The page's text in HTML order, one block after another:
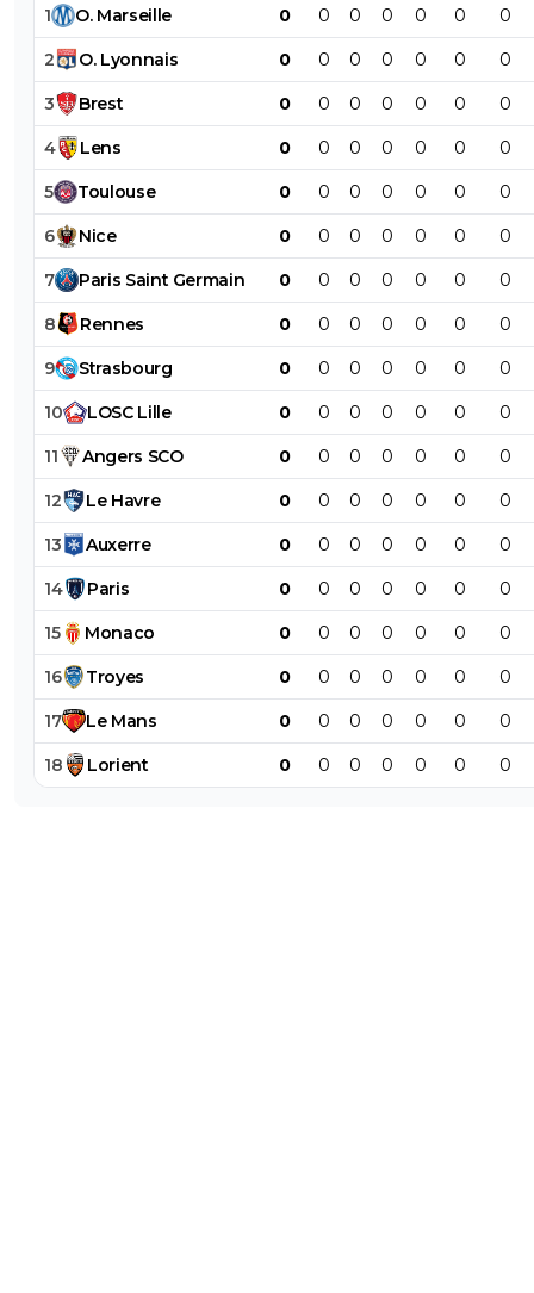
1 O. Marseille 0 0 0 0 0 0 0
2 O. Lyonnais 0 0 0 0 0 0 0
3 Brest 0 0 0 0 0 0 0
4 Lens 0 0 0 0 0 0 0
5 Toulouse 0 0 0 0 0 0 0
6 Nice 0 0 0 0 0 0 0
7 Paris Saint Germain 0 0 0 0 0 0 0
8 Rennes 0 0 0 0 0 0 0
9 Strasbourg 0 0 0 0 0 0 0
10 LOSC Lille 0 0 0 0 0 0 0
11 Angers SCO 0 0 0 0 0 0 0
12 Le Havre 0 0 0 0 0 0 0
13 Auxerre 0 0 0 0 0 0 0
14 Paris 0 0 0 0 0 0 0
15 Monaco 0 0 0 0 0 0 0
16 Troyes 0 0 0 0 0 0 0
17 Le Mans 0 0 0 0 0 0 0
18 Lorient 0 0 0 0 0 0 0